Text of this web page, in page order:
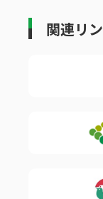
関連リ